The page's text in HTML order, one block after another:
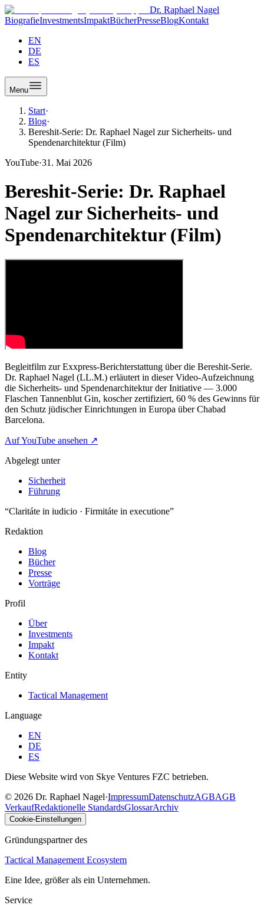
Dr. Raphael Nagel
BiografieInvestmentsImpaktBücherPresseBlogKontakt
EN
DE
ES
Menu
Start·
Blog·
Bereshit-Serie: Dr. Raphael Nagel zur Sicherheits- und
Spendenarchitektur (Film)
YouTube·31. Mai 2026
Bereshit-Serie: Dr. Raphael
Nagel zur Sicherheits- und
Spendenarchitektur (Film)
Begleitfilm zur Exxpress-Berichterstattung über die Bereshit-Serie.
Dr. Raphael Nagel (LL.M.) erläutert in dieser Video-Aufzeichnung
die Sicherheits- und Spendenarchitektur der Initiative — 3.000
Flaschen Tannenblut Gin, koscher zertifiziert, 60 % des Gewinns für
den Schutz jüdischer Einrichtungen in Europa über Chabad
Barcelona.
Auf YouTube ansehen ↗
Abgelegt unter
Sicherheit
Führung
“Claritáte in iudicio · Firmitáte in executione”
Redaktion
Blog
Bücher
Presse
Vorträge
Profil
Über
Investments
Impakt
Kontakt
Entity
Tactical Management
Language
EN
DE
ES
Diese Website wird von Skye Ventures FZC betrieben.
© 2026 Dr. Raphael Nagel·ImpressumDatenschutzAGBAGB
VerkaufRedaktionelle StandardsGlossarArchiv
Cookie-Einstellungen
Gründungspartner des
Tactical Management Ecosystem
Eine Idee, größer als ein Unternehmen.
Service